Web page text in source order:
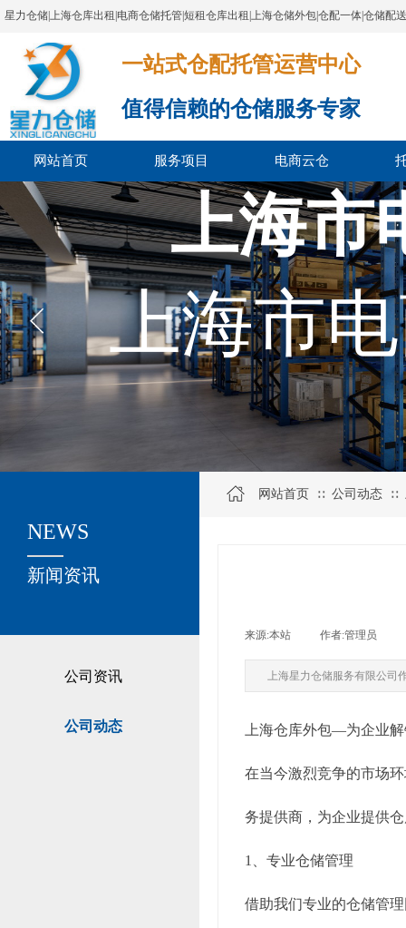
星力仓储|上海仓库出租|电商仓储托管|短租仓库出租|上海仓储外包|仓配一体|仓储配
一站式仓配托管运营中心​​​​​​​​​​​​​​​​​
值得信赖的仓储服务专家
网站首页 服务项目 电商云仓
上海市
上海市
公司资讯
公司动态
关于我们
新闻资讯
NEWS
网站首页 ∷ 公司动态 ∷
来源:本站 作者:管理员
上海星力仓储服务有限公
上海仓库外包—为企业
在当今激烈竞争的市场
务提供商，为企业提供
1、专业仓储管理
借助我们专业的仓储管